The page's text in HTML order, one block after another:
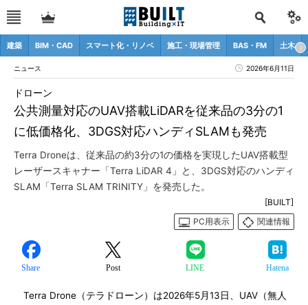
建築 BIM・CAD スマート化・リノベ 施工・現場管理 BAS・FM 土木
ニュース 2026年6月11日
公共測量対応のUAV搭載LiDARを従来品の3分の1
に低価格化、3DGS対応ハンディSLAMも発売
ドローン
Terra Droneは、従来品の約3分の1の価格を実現したUAV搭載型
レーザースキャナー「Terra LiDAR 4」と、3DGS対応のハンディ
SLAM「Terra SLAM TRINITY」を発売した。
[BUILT]
PC用表示
関連情報
Share Post LINE Hatena
Terra Drone（テラドローン）は2026年5月13日、UAV（無人